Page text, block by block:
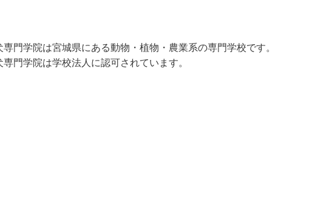
専門学院は宮城県にある動物・植物・農業系の専門学校です。
専門学院は学校法人に認可されています。